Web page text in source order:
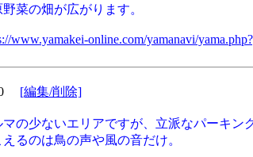
菜の畑が広がります。
www.yamakei-online.com/yamanavi/
[編集/削除]
マの少ないエリアですが、立派なパーキン
えるのは鳥の声や風の音だけ。